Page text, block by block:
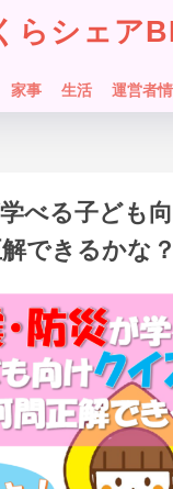
らシェア
家事 生活 運営者
べる子ども
できるかな？